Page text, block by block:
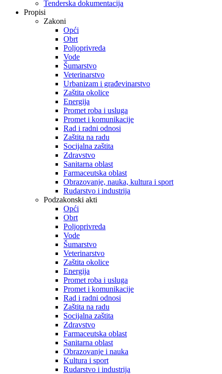
Tenderska dokumentacija
Propisi
Zakoni
Opći
Obrt
Poljoprivreda
Vode
Šumarstvo
Veterinarstvo
Urbanizam i građevinarstvo
Zaštita okolice
Energija
Promet roba i usluga
Promet i komunikacije
Rad i radni odnosi
Zaštita na radu
Socijalna zaštita
Zdravstvo
Sanitarna oblast
Farmaceutska oblast
Obrazovanje, nauka, kultura i sport
Rudarstvo i industrija
Podzakonski akti
Opći
Obrt
Poljoprivreda
Vode
Šumarstvo
Veterinarstvo
Zaštita okolice
Energija
Promet roba i usluga
Promet i komunikacije
Rad i radni odnosi
Zaštita na radu
Socijalna zaštita
Zdravstvo
Farmaceutska oblast
Sanitarna oblast
Obrazovanje i nauka
Kultura i sport
Rudarstvo i industrija